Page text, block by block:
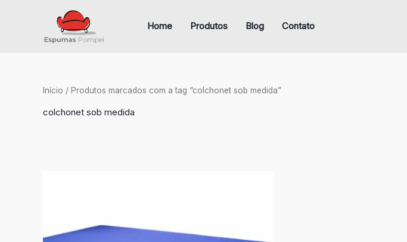
Home Produtos Blog Contato
Início / Produtos marcados com a tag “colchonet sob medida”
colchonet sob medida